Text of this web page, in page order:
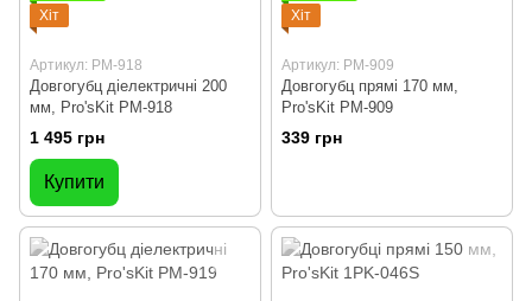
Хіт
Артикул: PM-918
Довгогубц діелектричні 200
мм, Pro'sKit PM-918
1 495 грн
Купити
Хіт
Артикул: PM-909
Довгогубц прямі 170 мм,
Pro'sKit PM-909
339 грн